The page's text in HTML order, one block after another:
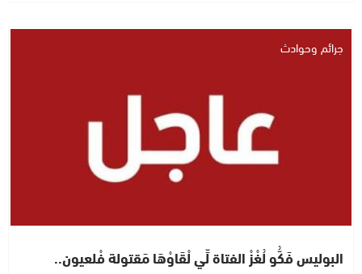
جرائم وحوادث
البوليس فَكُّو لُغْزْ الفتاة لِّي لْقَاوْهَا مَقتولة فْلعيون..